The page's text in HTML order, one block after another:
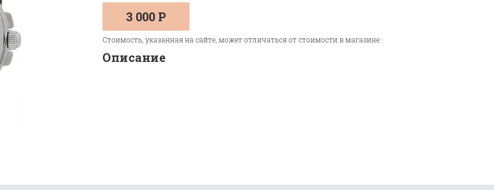
3 000 Р
Стоимость, указанная на сайте, может отличаться от стоимости в магазине
Описание